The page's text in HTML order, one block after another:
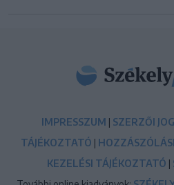
IMPRESSZUM | SZERZŐI
TÁJÉKOZTATÓ |
KEZELÉSI TÁJÉKOZTATÓ |